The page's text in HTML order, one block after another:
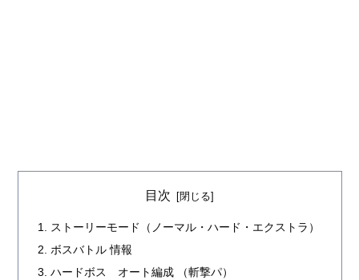
目次
ストーリーモード（ノーマル・ハード・エクストラ）
ボスバトル 情報
ハードボス オート編成 （斬撃パ）